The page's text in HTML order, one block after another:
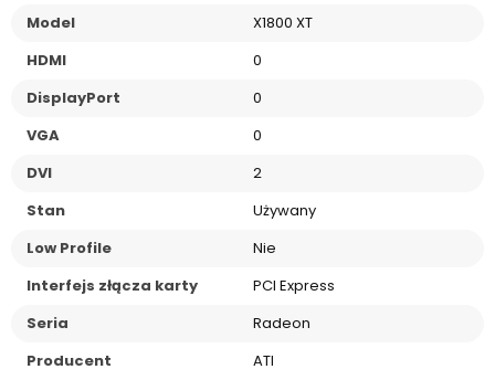
Model
X1800 XT
HDMI
0
DisplayPort
0
VGA
0
DVI
2
Stan
Używany
Low Profile
Nie
Interfejs złącza karty
PCI Express
Seria
Radeon
Producent
ATI